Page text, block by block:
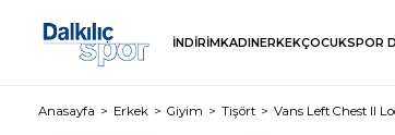
İNDİRİMKADINERKEKÇOCUKSPOR
Anasayfa Erkek Giyim Tişört Vans Left Chest II